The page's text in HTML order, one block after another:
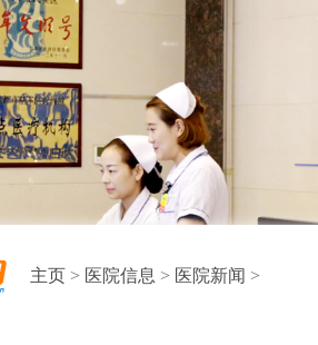
主页 > 医院信息 > 医院新闻 >